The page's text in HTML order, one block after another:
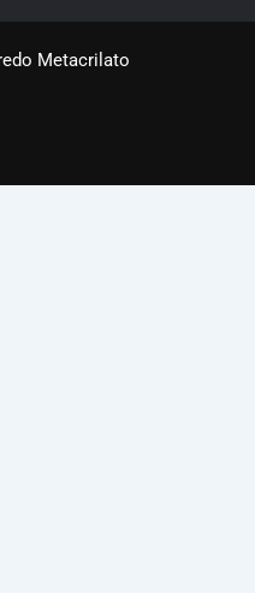
Metacrilato